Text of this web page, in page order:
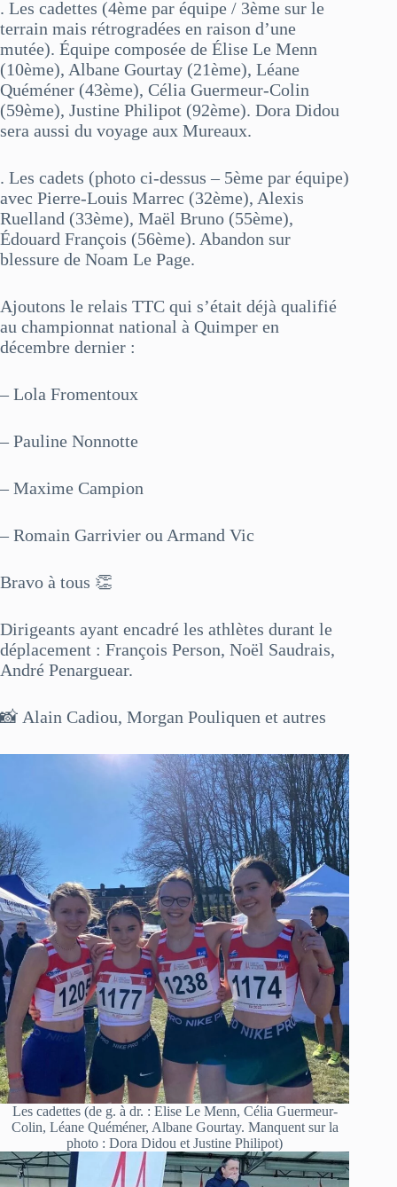
. Les cadettes (4ème par équipe / 3ème sur le
terrain mais rétrogradées en raison d’une
mutée). Équipe composée de Élise Le Menn
(10ème), Albane Gourtay (21ème), Léane
Quéméner (43ème), Célia Guermeur-Colin
(59ème), Justine Philipot (92ème). Dora Didou
sera aussi du voyage aux Mureaux.
. Les cadets (photo ci-dessus – 5ème par équipe)
avec Pierre-Louis Marrec (32ème), Alexis
Ruelland (33ème), Maël Bruno (55ème),
Édouard François (56ème). Abandon sur
blessure de Noam Le Page.
Ajoutons le relais TTC qui s’était déjà qualifié
au championnat national à Quimper en
décembre dernier :
– Lola Fromentoux
– Pauline Nonnotte
– Maxime Campion
– Romain Garrivier ou Armand Vic
Bravo à tous 👏
Dirigeants ayant encadré les athlètes durant le
déplacement : François Person, Noël Saudrais,
André Penarguear.
📸 Alain Cadiou, Morgan Pouliquen et autres
Les cadettes (de g. à dr. : Elise Le Menn, Célia Guermeur-
Colin, Léane Quéméner, Albane Gourtay. Manquent sur la
photo : Dora Didou et Justine Philipot)